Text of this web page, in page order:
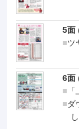
5面
ツ
6面
ダ